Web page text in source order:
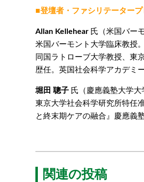
■登壇者・ファシリテータープ
Allan Kellehear 氏（米国バー
米国バーモント大学臨床教授
同国ラトローブ大学教授、東
歴任。英国社会科学アカデミ
堀田 聰子 氏（慶應義塾大学大
東京大学社会科学研究所特任
と終末期ケアの融合』慶應義
関連の投稿